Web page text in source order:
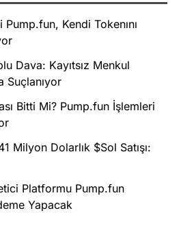
Kendi Tokenını
Dava: Kayıtsız Menkul
Suçlanıyor
Bitti Mi? Pump.fun İşlemleri
Milyon Dolarlık $Sol Satışı:
Platformu Pump.fun
Yapacak